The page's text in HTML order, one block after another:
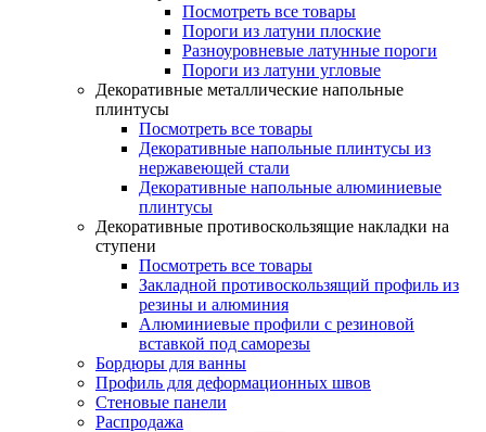
Посмотреть все товары
Пороги из латуни плоские
Разноуровневые латунные пороги
Пороги из латуни угловые
Декоративные металлические напольные
плинтусы
Посмотреть все товары
Декоративные напольные плинтусы из
нержавеющей стали
Декоративные напольные алюминиевые
плинтусы
Декоративные противоскользящие накладки на
ступени
Посмотреть все товары
Закладной противоскользящий профиль из
резины и алюминия
Алюминиевые профили с резиновой
вставкой под саморезы
Бордюры для ванны
Профиль для деформационных швов
Стеновые панели
Распродажа